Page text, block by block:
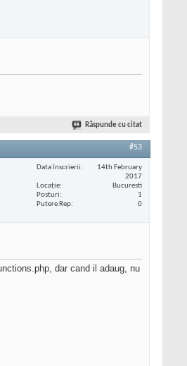
Răspunde cu citat
#53
Data înscrierii
14th February
2017
Locaţie
Bucuresti
Posturi
1
Putere Rep
0
dar cand il adaug, nu